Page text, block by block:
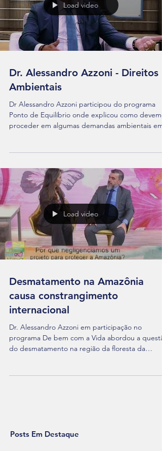
Posts Em Destaque
Load video
Dr. Alessandro Azzoni - Direitos
Ambientais
Dr Alessandro Azzoni participou do programa
Ponto de Equilíbrio onde explicou como
proceder em algumas demandas ambientais
Load video
Desmatamento na Amazônia
causa constrangimento
internacional
Dr. Alessandro Azzoni em participação no
programa De bem com a Vida abordou a
do desmatamento na região da floresta da